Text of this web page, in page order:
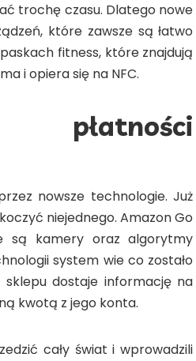
trochę czasu. Dlatego nowe
które zawsze są łatwo
fitness, które znajdują
i opiera się na NFC.
nowsze technologie. Już
niejednego. Amazon Go
są kamery oraz algorytmy
system wie co zostało
sklepu dostaje informację na
kwotą z jego konta.
cały świat i wprowadzili